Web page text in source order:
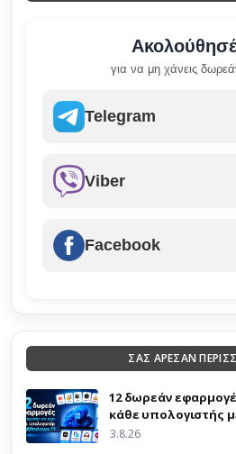
για να μη χάνεις
Telegram
Viber
Facebook
ΣΑΣ ΑΡΕΣΑΝ
12 δωρεάν
κάθε υπολογιστής
3.8.26